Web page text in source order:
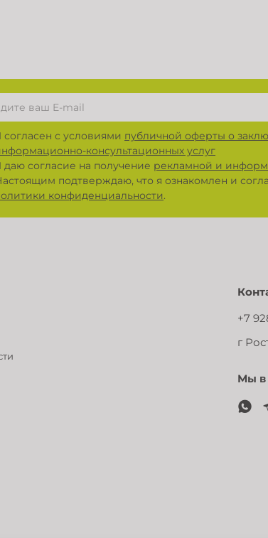
согласен с условиями публичной оферты о
консультационных услуг
даю согласие на получение рекламной и
подтверждаю, что я ознакомлен и
конфиденциальности.
+7
г
Мы в